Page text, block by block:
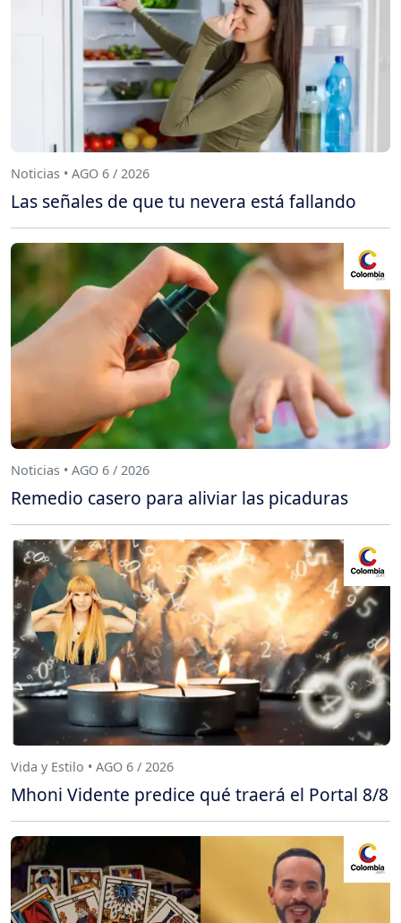
Noticias • AGO 6 / 2026
Las señales de que tu nevera está fallando
Noticias • AGO 6 / 2026
Remedio casero para aliviar las picaduras
Vida y Estilo • AGO 6 / 2026
Mhoni Vidente predice qué traerá el Portal 8/8